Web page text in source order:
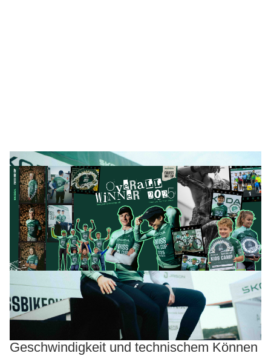
Zum grossen Finale blicken wir zurück und
ehren diejenigen, die sich mit Ausdauer,
Geschwindigkeit und technischem Können